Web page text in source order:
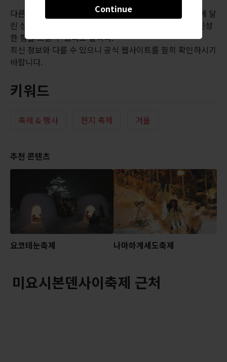
Continue
다른 방문객들과 마찬가지로, 관광객들도 행진 도중 본덴에 달
린 삼각형 부적을 만져볼 수 있습니다. 이 부적을 만지면 신성
한 힘을 느낄 수 있다고 합니다.
최신 정보와 다를 수 있으니 공식 웹사이트를 필히 확인하시기
바랍니다.
키워드
축제 & 행사 현지 축제 겨울
추천 콘텐츠
요코테눈축제 나마하게세도축제
미요시본덴사이축제 근처